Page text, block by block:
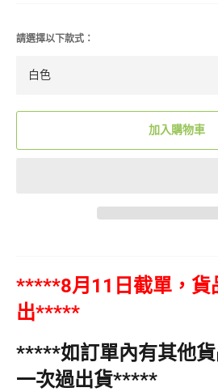
請選擇以下款式：
加入購物車
*****8月11日截單，貨
出*****
*****如訂單內有其他
一次過出貨*****